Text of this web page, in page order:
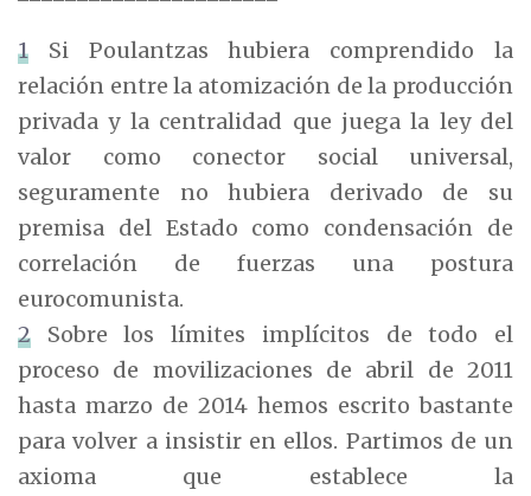
1 Si Poulantzas hubiera comprendido la
relación entre la atomización de la producción
privada y la centralidad que juega la ley del
valor como conector social universal,
seguramente no hubiera derivado de su
premisa del Estado como condensación de
correlación de fuerzas una postura
eurocomunista.
2 Sobre los límites implícitos de todo el
proceso de movilizaciones de abril de 2011
hasta marzo de 2014 hemos escrito bastante
para volver a insistir en ellos. Partimos de un
axioma que establece la